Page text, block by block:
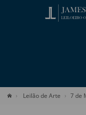
Leilão de Arte 7 de